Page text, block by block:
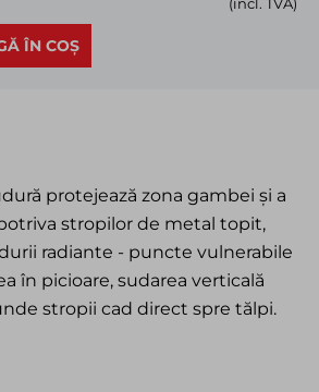
protejează zona gambei și a
stropilor de metal topit,
radiante - puncte vulnerabile
în picioare, sudarea verticală
stropii cad direct spre tălpi.
fabricate din piele șpalt de
(incl. TVA)
ÎN COȘ